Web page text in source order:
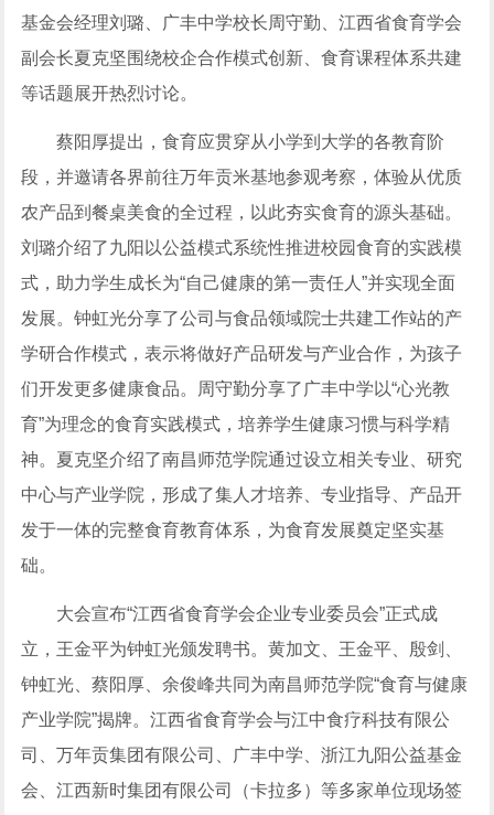
基金会经理刘璐、广丰中学校长周守勤、江西省食育学会
副会长夏克坚围绕校企合作模式创新、食育课程体系共建
等话题展开热烈讨论。
蔡阳厚提出，食育应贯穿从小学到大学的各教育阶
段，并邀请各界前往万年贡米基地参观考察，体验从优质
农产品到餐桌美食的全过程，以此夯实食育的源头基础。
刘璐介绍了九阳以公益模式系统性推进校园食育的实践模
式，助力学生成长为“自己健康的第一责任人”并实现全面
发展。钟虹光分享了公司与食品领域院士共建工作站的产
学研合作模式，表示将做好产品研发与产业合作，为孩子
们开发更多健康食品。周守勤分享了广丰中学以“心光教
育”为理念的食育实践模式，培养学生健康习惯与科学精
神。夏克坚介绍了南昌师范学院通过设立相关专业、研究
中心与产业学院，形成了集人才培养、专业指导、产品开
发于一体的完整食育教育体系，为食育发展奠定坚实基
础。
大会宣布“江西省食育学会企业专业委员会”正式成
立，王金平为钟虹光颁发聘书。黄加文、王金平、殷剑、
钟虹光、蔡阳厚、余俊峰共同为南昌师范学院“食育与健康
产业学院”揭牌。江西省食育学会与江中食疗科技有限公
司、万年贡集团有限公司、广丰中学、浙江九阳公益基金
会、江西新时集团有限公司（卡拉多）等多家单位现场签